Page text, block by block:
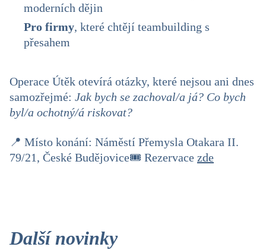
moderních dějin
Pro firmy, které chtějí teambuilding s
přesahem
Operace Útěk otevírá otázky, které nejsou ani dnes
samozřejmé: Jak bych se zachoval/a já? Co bych
byl/a ochotný/á riskovat?
📍 Místo konání: Náměstí Přemysla Otakara II.
79/21, České Budějovice🎟️ Rezervace zde
Další novinky